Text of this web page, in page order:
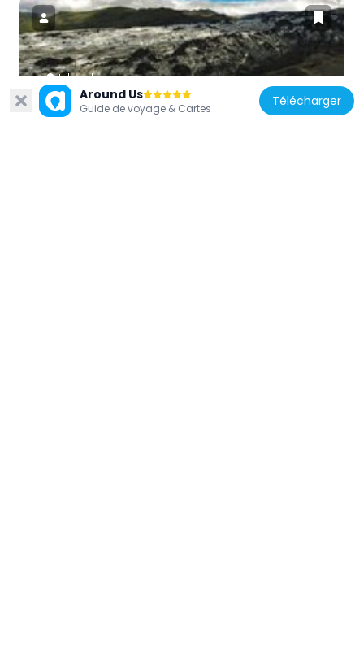
Islande
Sólheimajökull
11.3 km
Around Us
Guide de voyage & Cartes Télécharger